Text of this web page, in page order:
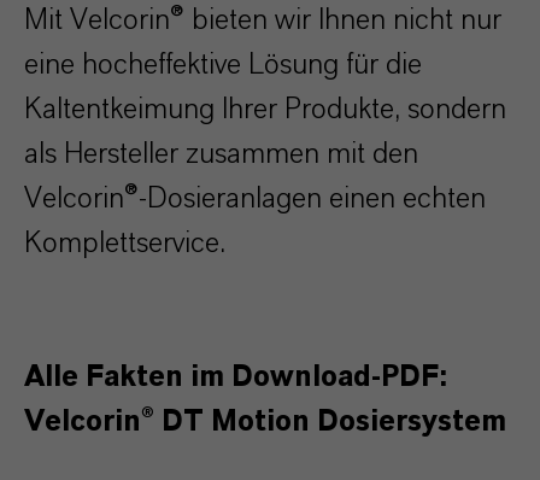
Mit Velcorin® bieten wir Ihnen nicht nur
eine hocheffektive Lösung für die
Kaltentkeimung Ihrer Produkte, sondern
als Hersteller zusammen mit den
Velcorin®-Dosieranlagen einen echten
Komplettservice.
Alle Fakten im Download-PDF:
Velcorin® DT Motion Dosiersystem